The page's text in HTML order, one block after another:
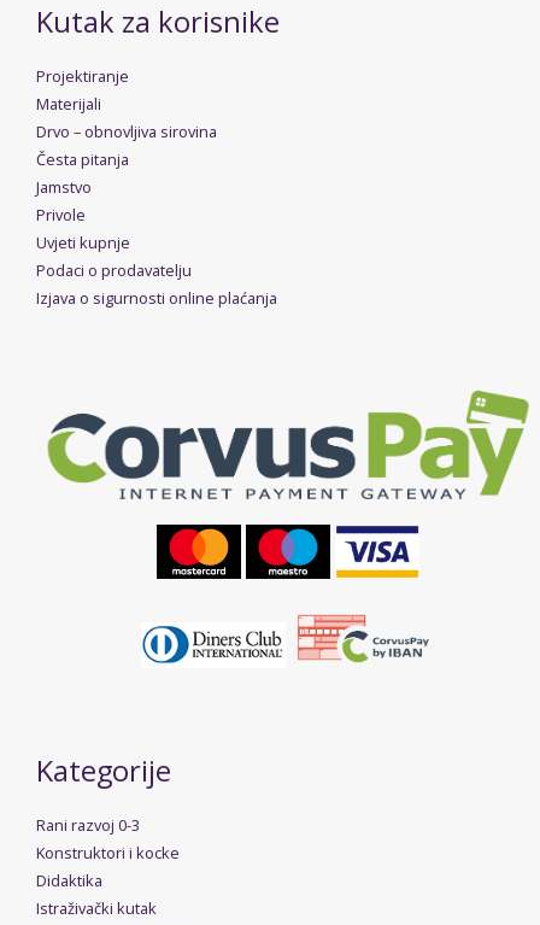
Kutak za korisnike
Projektiranje
Materijali
Drvo – obnovljiva sirovina
Česta pitanja
Jamstvo
Privole
Uvjeti kupnje
Podaci o prodavatelju
Izjava o sigurnosti online plaćanja
Kategorije
Rani razvoj 0-3
Konstruktori i kocke
Didaktika
Istraživački kutak